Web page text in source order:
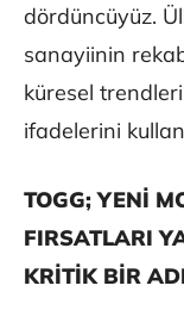
dördüncüyüz.
sanayiinin
küresel
ifadelerini
TOGG; YENİ
FIRSATLARI
KRİTİK BİR